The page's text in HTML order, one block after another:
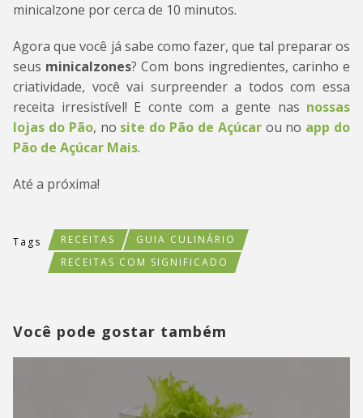
minicalzone por cerca de 10 minutos.
Agora que você já sabe como fazer, que tal preparar os
seus minicalzones? Com bons ingredientes, carinho e
criatividade, você vai surpreender a todos com essa
receita irresistível! E conte com a gente nas nossas
lojas do Pão, no site do Pão de Açúcarou no app do
Pão de Açúcar Mais.
Até a próxima!
Tags RECEITAS
GUIA CULINÁRIO
RECEITAS COM SIGNIFICADO
Você pode gostar também